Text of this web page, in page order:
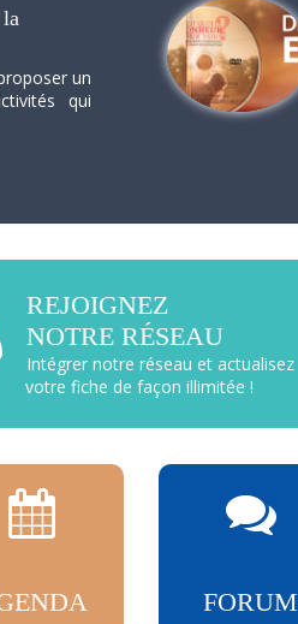
un
qui
REJOIGNEZ
NOTRE RÉSEAU
Intégrer notre réseau et actualisez
votre fiche de façon illimitée !
FORUM